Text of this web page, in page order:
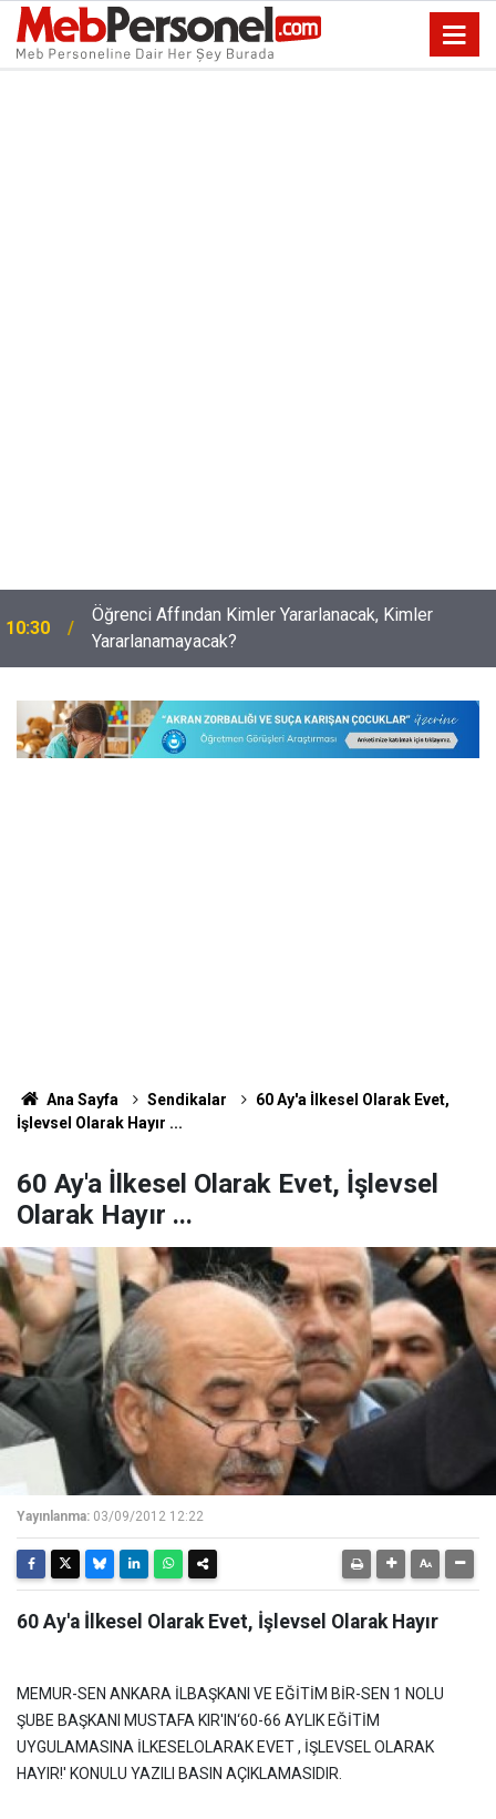
10:30
Öğrenci Affından Kimler Yararlanacak, Kimler
Yararlanamayacak?
Ana Sayfa Sendikalar
60 Ay'a İlkesel Olarak Evet,
İşlevsel Olarak Hayır ...
60 Ay'a İlkesel Olarak Evet, İşlevsel
Olarak Hayır ...
Yayınlanma: 03/09/2012 12:22
60 Ay'a İlkesel Olarak Evet, İşlevsel Olarak Hayır
MEMUR-SEN ANKARA İLBAŞKANI VE EĞİTİM BİR-SEN 1 NOLU
ŞUBE BAŞKANI MUSTAFA KIR'IN‘60-66 AYLIK EĞİTİM
UYGULAMASINA İLKESELOLARAK EVET , İŞLEVSEL OLARAK
HAYIR!' KONULU YAZILI BASIN AÇIKLAMASIDIR.